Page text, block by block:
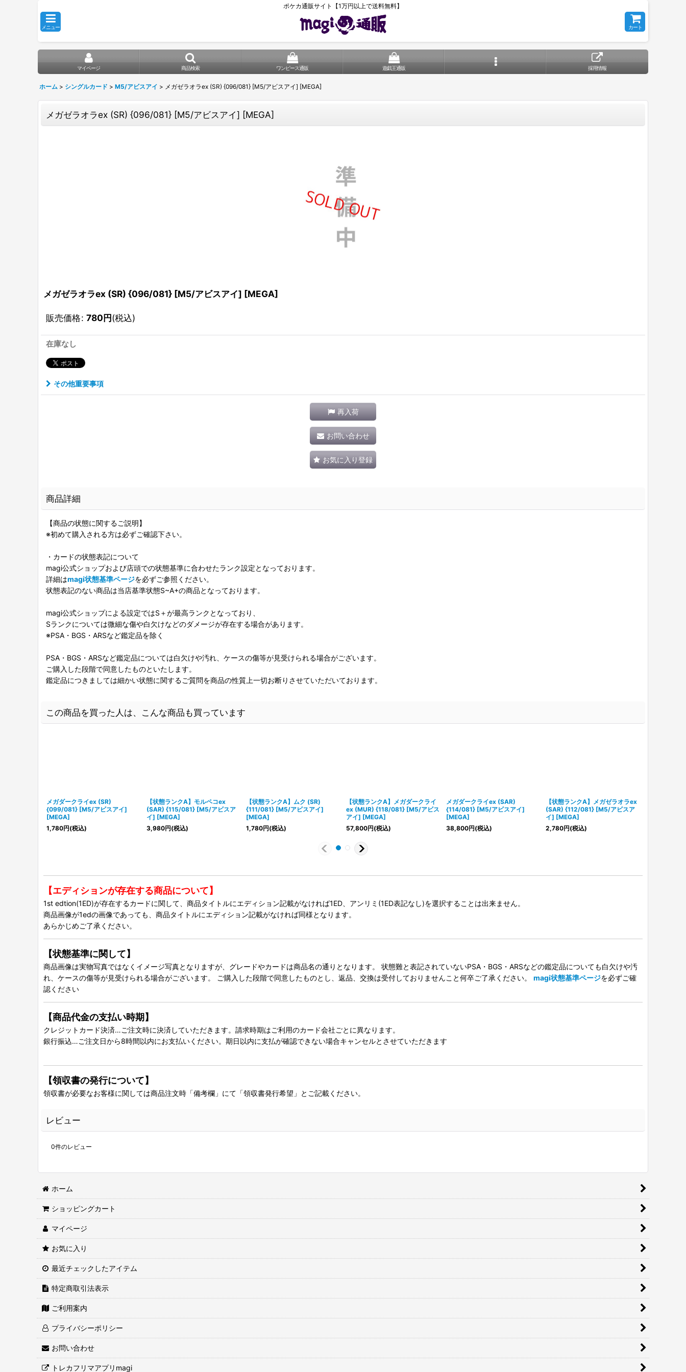
ポケカ通販サイト【1万円以上で送料無料】
メニュー カート
マイページ 商品検索 ワンピース通販 遊戯王通販 採用情報
ホーム > シングルカード > M5/アビスアイ > メガゼラオラex (SR) {096/081} [M5/アビスアイ] [MEGA]
メガゼラオラex (SR) {096/081} [M5/アビスアイ] [MEGA]
メガゼラオラex (SR) {096/081} [M5/アビスアイ] [MEGA]
販売価格: 780円(税込)
在庫なし
その他重要事項
再入荷
お問い合わせ
お気に入り登録
商品詳細
【商品の状態に関するご説明】
※初めて購入される方は必ずご確認下さい。
・カードの状態表記について
magi公式ショップおよび店頭での状態基準に合わせたランク設定となっております。
詳細はmagi状態基準ページを必ずご参照ください。
状態表記のない商品は当店基準状態S~A+の商品となっております。
magi公式ショップによる設定ではS＋が最高ランクとなっており、
Sランクについては微細な傷や白欠けなどのダメージが存在する場合があります。
※PSA・BGS・ARSなど鑑定品を除く
PSA・BGS・ARSなど鑑定品については白欠けや汚れ、ケースの傷等が見受けられる場合がございます。
ご購入した段階で同意したものといたします。
鑑定品につきましては細かい状態に関するご質問を商品の性質上一切お断りさせていただいております。
この商品を買った人は、こんな商品も買っています
メガダークライex (SR)
{099/081} [M5/アビスアイ]
[MEGA]
1,780円(税込)
【状態ランクA】モルペコex
(SAR) {115/081} [M5/アビスア
イ] [MEGA]
3,980円(税込)
【状態ランクA】ムク (SR)
{111/081} [M5/アビスアイ]
[MEGA]
1,780円(税込)
【状態ランクA】メガダークライ
ex (MUR) {118/081} [M5/アビス
アイ] [MEGA]
57,800円(税込)
メガダークライex (SAR)
{114/081} [M5/アビスアイ]
[MEGA]
38,800円(税込)
【状態ランクA】メガゼラオラex
(SAR) {112/081} [M5/アビスア
イ] [MEGA]
2,780円(税込)
【エディションが存在する商品について】
1st edtion(1ED)が存在するカードに関して、商品タイトルにエディション記載がなければ1ED、アンリミ(1ED表記なし)を選択することは出来ません。
商品画像が1edの画像であっても、商品タイトルにエディション記載がなければ同様となります。
あらかじめご了承ください。
【状態基準に関して】
商品画像は実物写真ではなくイメージ写真となりますが、グレードやカードは商品名の通りとなります。 状態難と表記されていないPSA・BGS・ARSなどの鑑定品についても白欠けや汚
れ、ケースの傷等が見受けられる場合がございます。 ご購入した段階で同意したものとし、返品、交換は受付しておりませんこと何卒ご了承ください。 magi状態基準ページを必ずご確
認ください
【商品代金の支払い時期】
クレジットカード決済…ご注文時に決済していただきます。請求時期はご利用のカード会社ごとに異なります。
銀行振込…ご注文日から8時間以内にお支払いください。期日以内に支払が確認できない場合キャンセルとさせていただきます
【領収書の発行について】
領収書が必要なお客様に関しては商品注文時「備考欄」にて「領収書発行希望」とご記載ください。
レビュー
0件のレビュー
ホーム
ショッピングカート
マイページ
お気に入り
最近チェックしたアイテム
特定商取引法表示
ご利用案内
プライバシーポリシー
お問い合わせ
トレカフリマアプリmagi